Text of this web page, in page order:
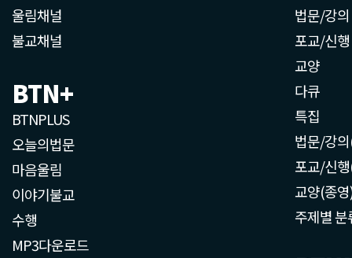
울림채널
불교채널
BTN+
BTNPLUS
오늘의법문
마음울림
이야기불교
수행
MP3다운로드
법문/강의
포교/신행
교양
다큐
특집
법문/강
포교/신
교양(종
주제별 분